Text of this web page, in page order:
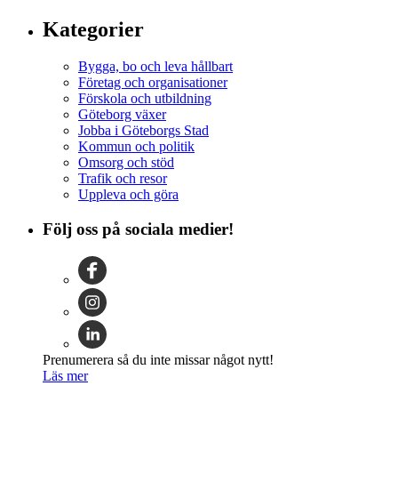
Kategorier
Bygga, bo och leva hållbart
Företag och organisationer
Förskola och utbildning
Göteborg växer
Jobba i Göteborgs Stad
Kommun och politik
Omsorg och stöd
Trafik och resor
Uppleva och göra
Följ oss på sociala medier!
Prenumerera så du inte missar något nytt!
Läs mer